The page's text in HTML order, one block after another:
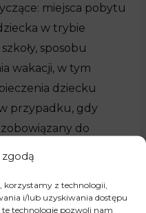
zgodą
korzystamy z technologii,
i/lub uzyskiwania dostępu
technologie pozwoli nam
miejsca pobytu
w trybie
sposobu
wakacji, w tym
dziecku
przypadku, gdy
do